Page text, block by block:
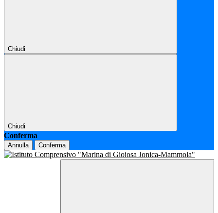
Chiudi
Chiudi
Conferma
Annulla Conferma